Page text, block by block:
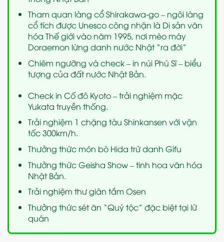
Tham quan làng cổ Shirakawa-go – ngôi làng
cổ tích được Unesco công nhận là Di sản văn
hóa Thế giới vào năm 1995, nơi mèo máy
Doraemon lừng danh nước Nhật “ra đời”
Chiêm ngưỡng và check – in núi Phú Sĩ – biểu
tượng của đất nước Nhật Bản.
Check in Cố đô Kyoto – trải nghiệm mặc
Yukata truyền thống.
Trải nghiệm 1 chặng tàu Shinkansen với vận
tốc 300km/h.
Thưởng thức món bò Hida trứ danh Gifu
Thưởng thức Geisha Show – tinh hoa văn hóa
Nhật Bản.
Trải nghiệm thư giãn tắm Osen
Thưởng thức sét ăn “Quý tộc” đặc biệt tại lữ
quán